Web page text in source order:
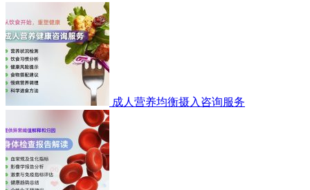
成人营养均衡摄入咨询服务